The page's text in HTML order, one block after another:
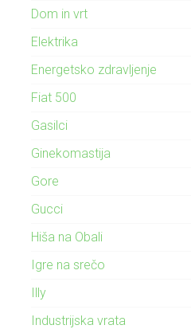
Dom in vrt
Elektrika
Energetsko zdravljenje
Fiat 500
Gasilci
Ginekomastija
Gore
Gucci
Hiša na Obali
Igre na srečo
Illy
Industrijska vrata